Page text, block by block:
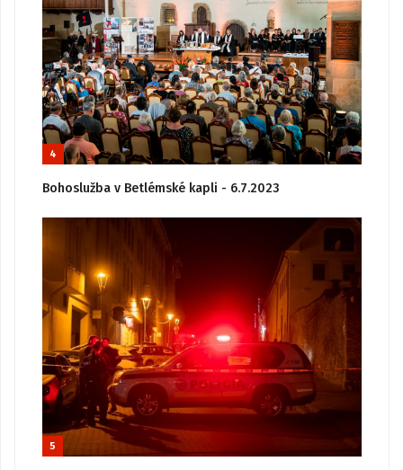
4
Bohoslužba v Betlémské kapli - 6.7.2023
5